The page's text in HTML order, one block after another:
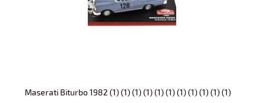
Maserati Biturbo 1982 (1) (1) (1) (1) (1) (1) (1) (1) (1) (1) (1)